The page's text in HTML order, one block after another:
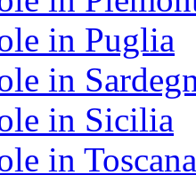
in Puglia
in
in Sicilia
in Toscana